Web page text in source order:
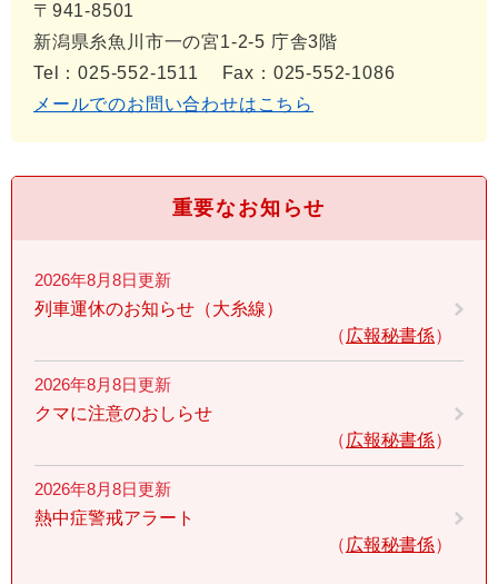
〒941-8501
新潟県糸魚川市一の宮1-2-5 庁舎3階
Tel：025-552-1511
Fax：025-552-1086
メールでのお問い合わせはこちら
重要なお知らせ
2026年8月8日更新
列車運休のお知らせ（大糸線）
広報秘書係
2026年8月8日更新
クマに注意のおしらせ
広報秘書係
2026年8月8日更新
熱中症警戒アラート
広報秘書係